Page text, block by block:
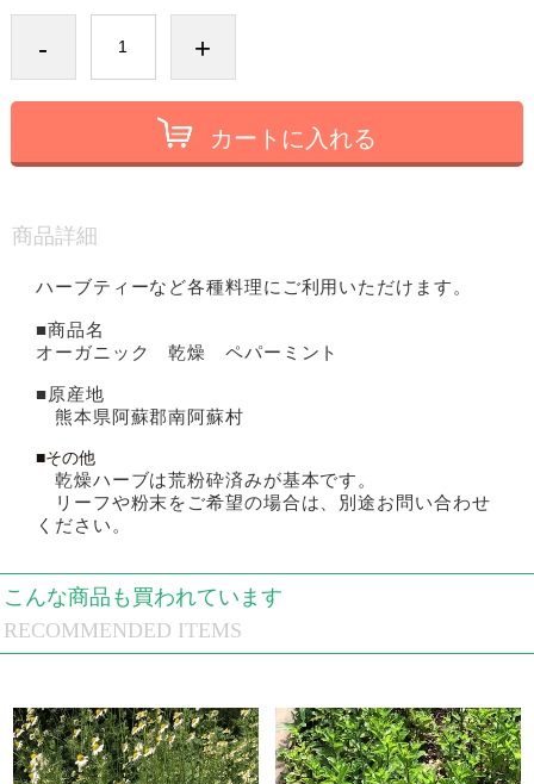
- +
カートに入れる
商品詳細
ハーブティーなど各種料理にご利用いただけます。
■商品名
オーガニック 乾燥 ペパーミント
■原産地
熊本県阿蘇郡南阿蘇村
■その他
乾燥ハーブは荒粉砕済みが基本です。
リーフや粉末をご希望の場合は、別途お問い合わせ
ください。
RECOMMENDED ITEMS
こんな商品も買われています